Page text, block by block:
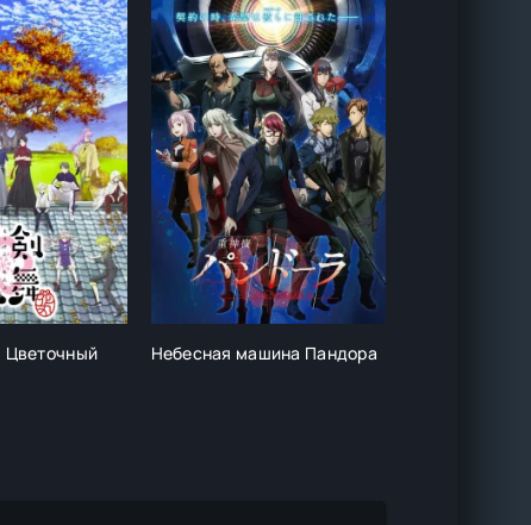
Цветочный
Небесная машина Пандора